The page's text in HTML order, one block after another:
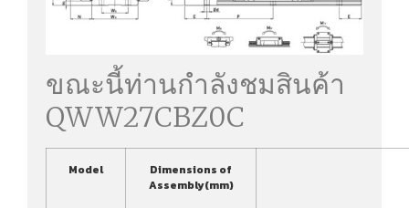
ขณะนี้ท่านกำลังชมสินค้า
QWW27CBZ0C
Model
Dimensions of
Assembly(mm)